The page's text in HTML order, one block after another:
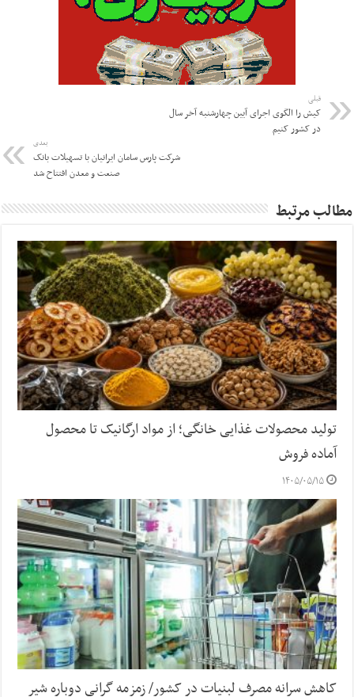
قبلی
کیش را الگوی اجرای آیین چهارشنبه آخر سال
در کشور کنیم
بعدی
شرکت پارس سامان ایرانیان با تسهیلات بانک
صنعت و معدن افتتاح شد
مطالب مرتبط
تولید محصولات غذایی خانگی؛ از مواد ارگانیک تا محصول
آماده فروش
۱۴۰۵/۰۵/۱۵
کاهش سرانه مصرف لبنیات در کشور/ زمزمه گرانی دوباره شیر